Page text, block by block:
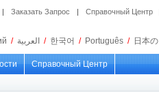
| Заказать Запрос | Справочный Центр
/ العربية / 한국어 / Português / 日本の
Справочный Центр